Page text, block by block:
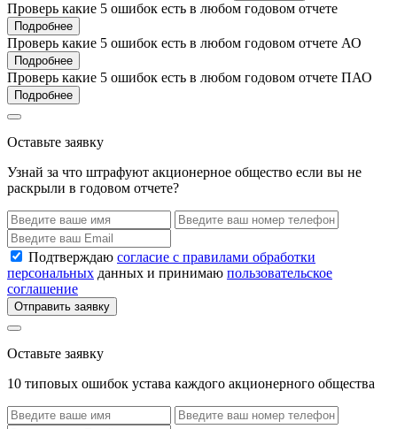
Проверь какие 5 ошибок есть в любом годовом отчете
Подробнее
Проверь какие 5 ошибок есть в любом годовом отчете АО
Подробнее
Проверь какие 5 ошибок есть в любом годовом отчете ПАО
Подробнее
Оставьте заявку
Узнай за что штрафуют акционерное общество если вы не
раскрыли в годовом отчете?
Подтверждаю согласие с правилами обработки
персональных данных и принимаю пользовательское
соглашение
Отправить заявку
Оставьте заявку
10 типовых ошибок устава каждого акционерного общества